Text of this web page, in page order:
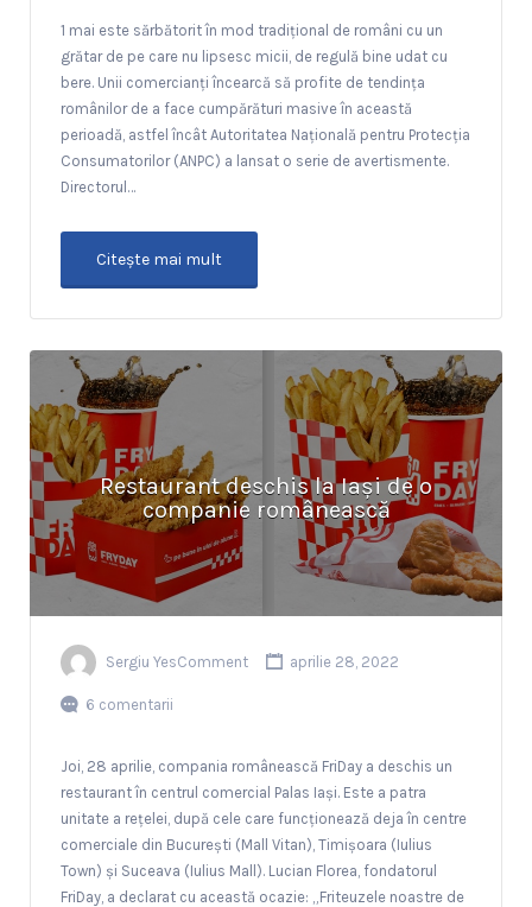
1 mai este sărbătorit în mod tradițional de români cu un
grătar de pe care nu lipsesc micii, de regulă bine udat cu
bere. Unii comercianți încearcă să profite de tendința
românilor de a face cumpărături masive în această
perioadă, astfel încât Autoritatea Națională pentru Protecția
Consumatorilor (ANPC) a lansat o serie de avertismente.
Directorul…
Citeşte mai mult
Restaurant deschis la Iași de o
companie românească
Sergiu YesComment aprilie 28, 2022
6 comentarii
Joi, 28 aprilie, compania românească FriDay a deschis un
restaurant în centrul comercial Palas Iași. Este a patra
unitate a rețelei, după cele care funcționează deja în centre
comerciale din București (Mall Vitan), Timișoara (Iulius
Town) și Suceava (Iulius Mall). Lucian Florea, fondatorul
FriDay, a declarat cu această ocazie: „Friteuzele noastre de